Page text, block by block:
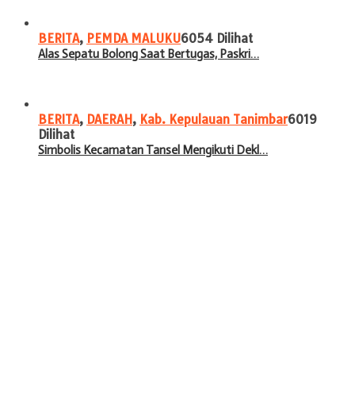
BERITA, PEMDA MALUKU6054 Dilihat
Alas Sepatu Bolong Saat Bertugas, Paskri…
BERITA, DAERAH, Kab. Kepulauan Tanimbar6019
Dilihat
Simbolis Kecamatan Tansel Mengikuti Dekl…